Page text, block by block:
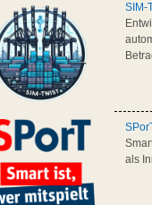
SIM-
als